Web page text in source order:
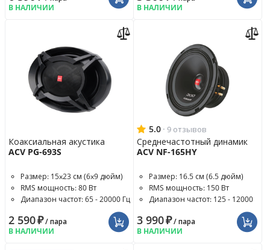
В НАЛИЧИИ
В НАЛИЧИИ
Коаксиальная акустика
ACV PG-693S
Размер: 15x23 см (6x9 дюйм)
RMS мощность: 80 Вт
Диапазон частот: 65 - 20000 Гц
2 590₽/ пара
В НАЛИЧИИ
5.0 · 9 отзывов
Среднечастотный динамик
ACV NF-165HY
Размер: 16.5 см (6.5 дюйм)
RMS мощность: 150 Вт
Диапазон частот: 125 - 12000
3 990₽/ пара
В НАЛИЧИИ